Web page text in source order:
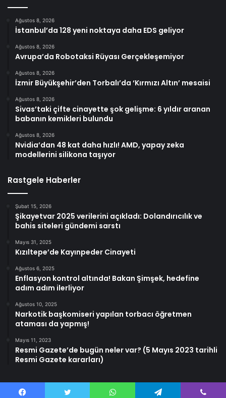
Ağustos 8, 2026
İstanbul’da 128 yeni noktaya daha EDS geliyor
Ağustos 8, 2026
Avrupa’da Robotaksi Rüyası Gerçekleşemiyor
Ağustos 8, 2026
İzmir Büyükşehir’den Torbalı’da ‘Kırmızı Altın’ mesaisi
Ağustos 8, 2026
Sivas’taki çifte cinayette şok gelişme: 6 yıldır aranan
babanın kemikleri bulundu
Ağustos 8, 2026
Nvidia’dan 48 kat daha hızlı! AMD, yapay zeka
modellerini silikona taşıyor
Rastgele Haberler
Şubat 15, 2026
Şikayetvar 2025 verilerini açıkladı: Dolandırıcılık ve
bahis siteleri gündemi sarstı
Mayıs 31, 2025
Kızıltepe’de Kayınpeder Cinayeti
Ağustos 6, 2025
Enflasyon kontrol altında! Bakan Şimşek, hedefine
adım adım ilerliyor
Ağustos 10, 2025
Narkotik başkomiseri yapılan torbacı öğretmen
ataması da yapmış!
Mayıs 11, 2023
Resmi Gazete’de bugün neler var? (5 Mayıs 2023 tarihli
Resmi Gazete kararları)